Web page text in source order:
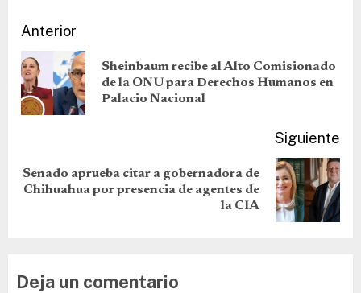
Anterior
Sheinbaum recibe al Alto Comisionado
de la ONU para Derechos Humanos en
Palacio Nacional
Siguiente
Senado aprueba citar a gobernadora de
Chihuahua por presencia de agentes de
la CIA
Deja un comentario